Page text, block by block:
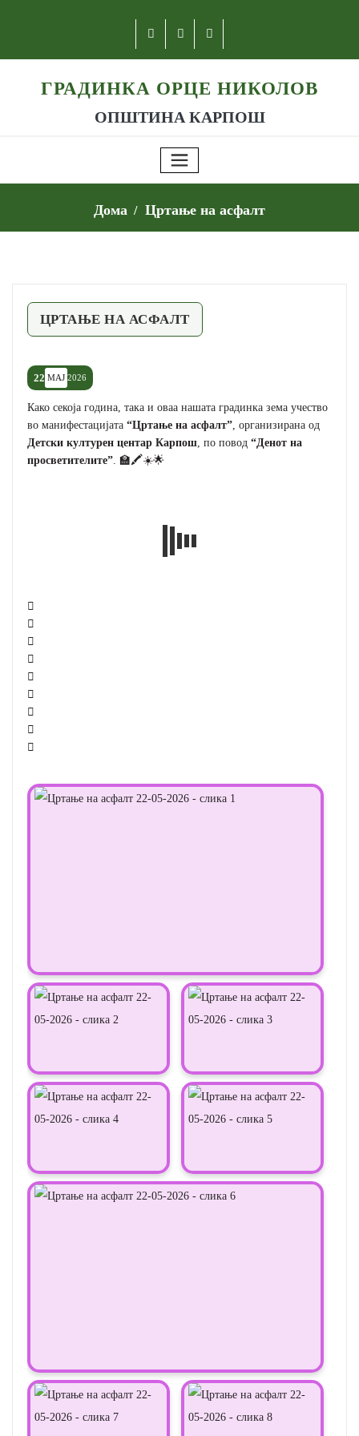
ГРАДИНКА ОРЦЕ НИКОЛОВ
ОПШТИНА КАРПОШ
Дома Цртање на асфалт
ЦРТАЊЕ НА АСФАЛТ
22 МАЈ 2026
Како секоја година, така и оваа нашата градинка зема учество
во манифестацијата “Цртање на асфалт”, организирана од
Детски културен центар Карпош, по повод “Денот на
просветителите”. 🏫🖍️☀️🌟